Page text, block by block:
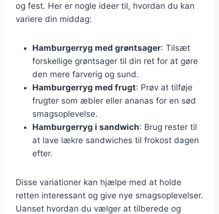
og fest. Her er nogle ideer til, hvordan du kan
variere din middag:
Hamburgerryg med grøntsager: Tilsæt
forskellige grøntsager til din ret for at gøre
den mere farverig og sund.
Hamburgerryg med frugt: Prøv at tilføje
frugter som æbler eller ananas for en sød
smagsoplevelse.
Hamburgerryg i sandwich: Brug rester til
at lave lækre sandwiches til frokost dagen
efter.
Disse variationer kan hjælpe med at holde
retten interessant og give nye smagsoplevelser.
Uanset hvordan du vælger at tilberede og